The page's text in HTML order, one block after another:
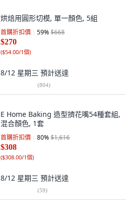
烘焙用圓形切模, 單一顏色, 5組
首購折扣價 59%$668
$270
($54.00/1個)
8/12 星期三 預計送達
(804)
E Home Baking 造型擠花嘴54種套組,
混合顏色, 1套
首購折扣價 80%$1,616
$308
($308.00/1個)
8/12 星期三 預計送達
(59)